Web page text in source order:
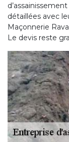
détaillées avec
Maçonnerie
Le devis reste